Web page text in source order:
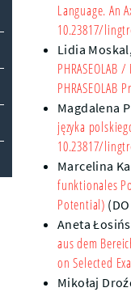
Language. An
10.23817/
Lidia Moskal
PHRASEOLAB /
PHRASEOLAB
Magdalena
języka
10.23817/
Marcelina
funktionales
Potential)
Aneta
aus dem
on Selected
Mikołaj